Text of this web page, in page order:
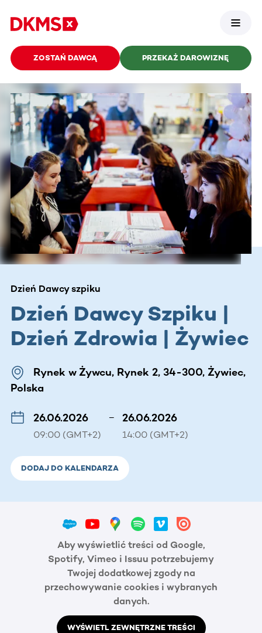
ZOSTAŃ DAWCĄ PRZEKAŻ DAROWIZNĘ
Dzień Dawcy szpiku
Dzień Dawcy Szpiku |
Dzień Zdrowia | Żywiec
Rynek w Żywcu, Rynek 2, 34-300, Żywiec,
Polska
26.06.2026
09:00 (GMT+2)
– 26.06.2026
14:00 (GMT+2)
DODAJ DO KALENDARZA
Aby wyświetlić treści od Google,
Spotify, Vimeo i Issuu potrzebujemy
Twojej dodatkowej zgody na
przechowywanie cookies i wybranych
danych.
WYŚWIETL ZEWNĘTRZNE TREŚCI